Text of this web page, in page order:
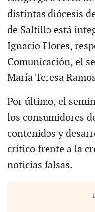
distintas diócesis
de Saltillo está
Ignacio Flores,
Comunicación, el
María Teresa
Por último, el
los consumidores
contenidos y
crítico frente a la
noticias falsas.